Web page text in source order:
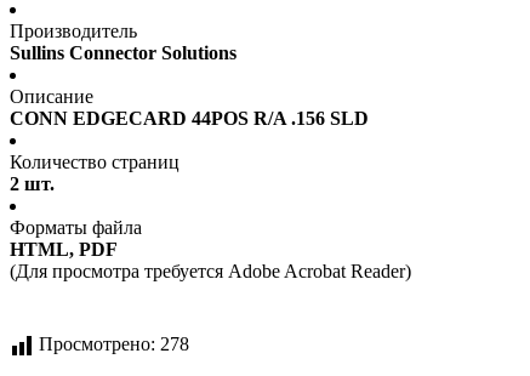
Производитель
Sullins Connector Solutions
Описание
CONN EDGECARD 44POS R/A .156 SLD
Количество страниц
2 шт.
Форматы файла
HTML, PDF
(Для просмотра требуется Adobe Acrobat Reader)
Просмотрено: 278